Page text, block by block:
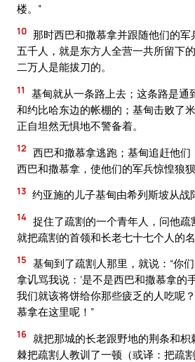
楼。”
10 那时西巴和撒慕拿并跟随他们的
五千人，就是东方人全营一共所留下
二万人是能拔刀的。
11
基甸就从一条路上去；这条路是通
和约比哈东边的帐棚的；基甸击败了
正自坦然无惧地不警备着。
12 西巴和撒慕拿逃跑；基甸追赶他
西巴和撒慕拿，使他们的军兵惊惶狼狈
13 约亚施的儿子基甸由希列斯坡从战
14 捉住了疏割的一个青年人，问他
就把疏割的首领和长老七十七个人的名
15 基甸到了疏割人那里，就说：“你
拿讥骂我说：‘是不是西巴和撒慕拿的
我们就该将饼给你那些疲乏的人吃呢
慕拿在这里呢！”
16 就把那城的长老跟野地的荆条和
棘把疏割人教训了一顿（或译：把疏